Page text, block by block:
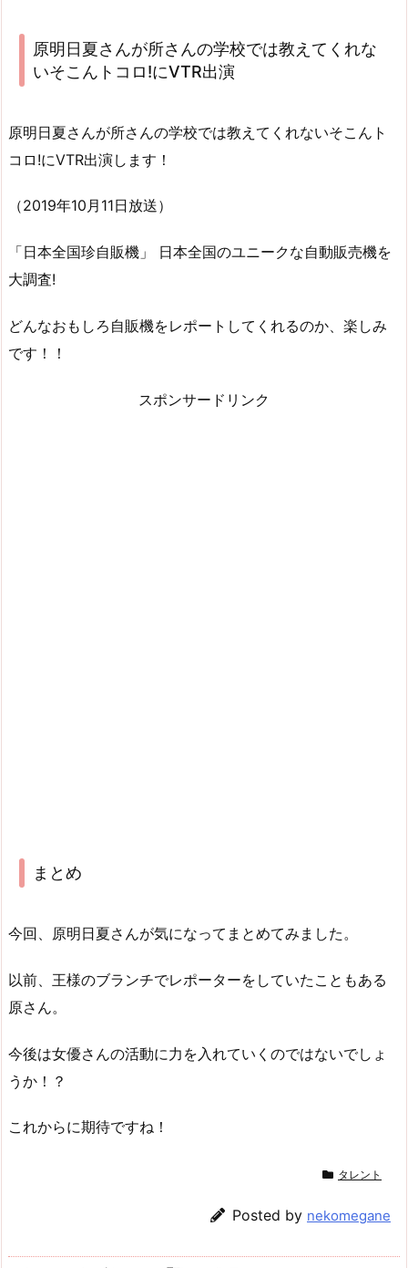
原明日夏さんが所さんの学校では教えてくれな
いそこんトコロ!にVTR出演
原明日夏さんが所さんの学校では教えてくれないそこんト
コロ!にVTR出演します！
（2019年10月11日放送）
「日本全国珍自販機」 日本全国のユニークな自動販売機を
大調査!
どんなおもしろ自販機をレポートしてくれるのか、楽しみ
です！！
スポンサードリンク
まとめ
今回、原明日夏さんが気になってまとめてみました。
以前、王様のブランチでレポーターをしていたこともある
原さん。
今後は女優さんの活動に力を入れていくのではないでしょ
うか！？
これからに期待ですね！
タレント
Posted by nekomegane